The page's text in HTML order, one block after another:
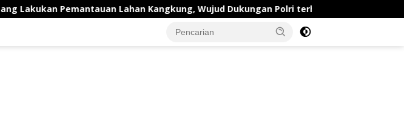
Pemantauan Lahan Kangkung, Wujud Dukungan Polri terhadap Ketahanan Pangan